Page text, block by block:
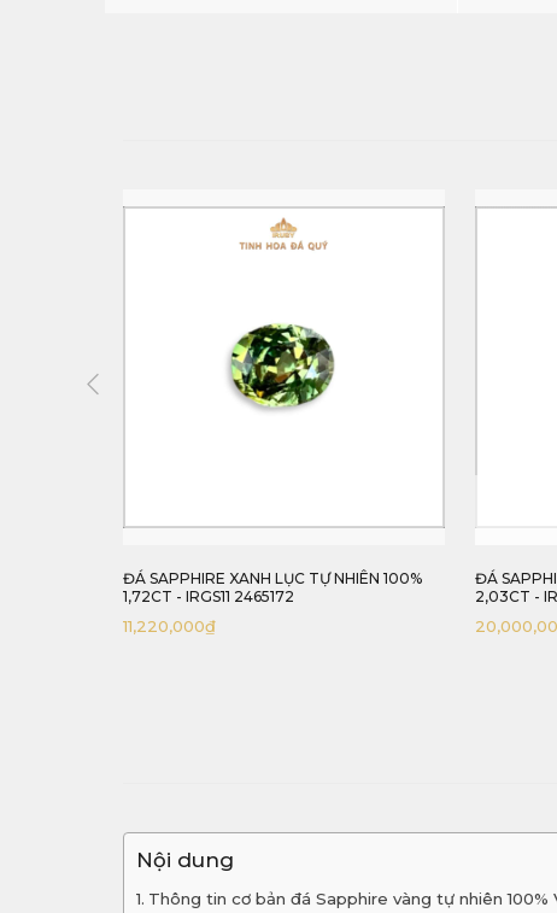
ĐÁ SAPPHIRE XANH LỤC TỰ NHIÊN 100%
1,72CT - IRGS11 2465172
11,220,000₫
ĐÁ
2,03CT -
Nội dung
Thông tin cơ bản đá Sapphire vàng tự nhiên 100%